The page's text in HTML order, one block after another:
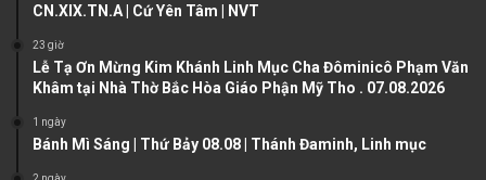
p
g
CN.XIX.TN.A | Cứ Yên Tâm | NVT
23 giờ
Lễ Tạ Ơn Mừng Kim Khánh Linh Mục Cha Đôminicô Phạm Văn
Khâm tại Nhà Thờ Bắc Hòa Giáo Phận Mỹ Tho . 07.08.2026
1 ngày
Bánh Mì Sáng | Thứ Bảy 08.08 | Thánh Đaminh, Linh mục